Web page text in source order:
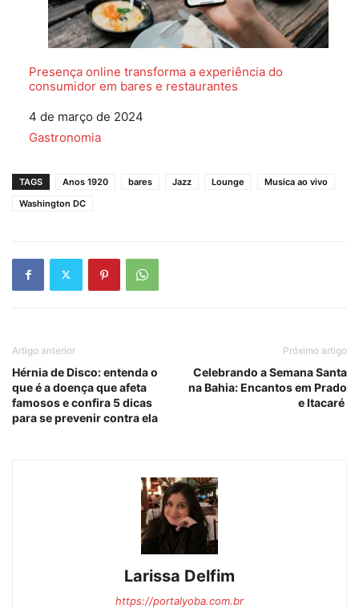
Presença online transforma a experiência do
consumidor em bares e restaurantes
Data
4 de março de 2024
Em relação a
Gastronomia
TAGS Anos 1920 bares Jazz Lounge
Musica ao vivo
Washington DC
Artigo anterior
Hérnia de Disco: entenda o
que é a doença que afeta
famosos e confira 5 dicas
para se prevenir contra ela
Próximo artigo
Celebrando a Semana Santa
na Bahia: Encantos em Prado
e Itacaré
Larissa Delfim
https://portalyoba.com.br